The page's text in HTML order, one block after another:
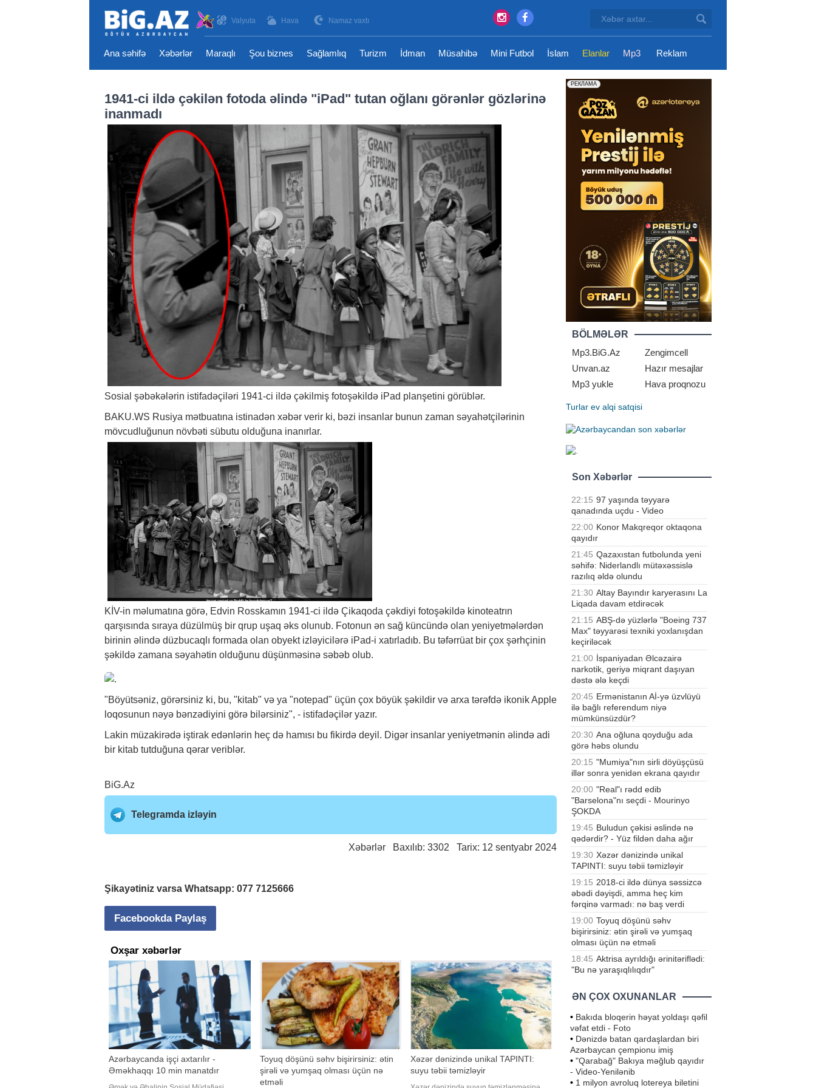
Valyuta Hava Namaz vaxtı
Ana səhifə Xəbərlər Maraqlı Şou biznes Sağlamlıq Turizm İdman Müsahibə Mini Futbol İslam Elanlar Mp3 Reklam
1941-ci ildə çəkilən fotoda əlində "iPad" tutan oğlanı görənlər gözlərinə
inanmadı
Sosial şəbəkələrin istifadəçiləri 1941-ci ildə çəkilmiş fotoşəkildə iPad planşetini görüblər.
BAKU.WS Rusiya mətbuatına istinadən xəbər verir ki, bəzi insanlar bunun zaman səyahətçilərinin
mövcudluğunun növbəti sübutu olduğuna inanırlar.
KİV-in məlumatına görə, Edvin Rosskamın 1941-ci ildə Çikaqoda çəkdiyi fotoşəkildə kinoteatrın
qarşısında sıraya düzülmüş bir qrup uşaq əks olunub. Fotonun ən sağ küncündə olan yeniyetmələrdən
birinin əlində düzbucaqlı formada olan obyekt izləyicilərə iPad-i xatırladıb. Bu təfərrüat bir çox şərhçinin
şəkildə zamana səyahətin olduğunu düşünməsinə səbəb olub.
"Böyütsəniz, görərsiniz ki, bu, "kitab" və ya "notepad" üçün çox böyük şəkildir və arxa tərəfdə ikonik Apple
loqosunun nəyə bənzədiyini görə bilərsiniz", - istifadəçilər yazır.
Lakin müzakirədə iştirak edənlərin heç də hamısı bu fikirdə deyil. Digər insanlar yeniyetmənin əlində adi
bir kitab tutduğuna qərar veriblər.
BiG.Az
Telegramda izləyin
Xəbərlər Baxılıb: 3302 Tarix: 12 sentyabr 2024
Şikayətiniz varsa Whatsapp: 077 7125666
Facebookda Paylaş
Oxşar xəbərlər
Azərbaycanda işçi axtarılır -
Əməkhaqqı 10 min manatdır
Toyuq döşünü səhv bişirirsiniz: ətin
şirəli və yumşaq olması üçün nə
etməli
Xəzər dənizində unikal TAPINTI:
suyu təbii təmizləyir
BÖLMƏLƏR
Mp3.BiG.Az
Zengimcell
Unvan.az
Hazır mesajlar
Mp3 yukle
Hava proqnozu
Turlar ev alqi satqisi
Son Xəbərlər
22:15 97 yaşında təyyarə
qanadında uçdu - Video
22:00 Konor Makqreqor oktaqona
qayıdır
21:45 Qazaxıstan futbolunda yeni
səhifə: Niderlandlı mütəxəssislə
razılıq əldə olundu
21:30 Altay Bayındır karyerasını La
Liqada davam etdirəcək
21:15 ABŞ-də yüzlərlə "Boeing 737
Max" təyyarəsi texniki yoxlanışdan
keçiriləcək
21:00 İspaniyadan Əlcəzairə
narkotik, geriyə miqrant daşıyan
dəstə ələ keçdi
20:45 Ermənistanın Aİ-yə üzvlüyü
ilə bağlı referendum niyə
mümkünsüzdür?
20:30 Ana oğluna qoyduğu ada
görə həbs olundu
20:15 "Mumiya"nın sirli döyüşçüsü
illər sonra yenidən ekrana qayıdır
20:00 "Real"ı rədd edib
"Barselona"nı seçdi - Mourinyo
ŞOKDA
19:45 Buludun çəkisi əslində nə
qədərdir? - Yüz fildən daha ağır
19:30 Xəzər dənizində unikal
TAPINTI: suyu təbii təmizləyir
19:15 2018-ci ildə dünya səssizcə
əbədi dəyişdi, amma heç kim
fərqinə varmadı: nə baş verdi
19:00 Toyuq döşünü səhv
bişirirsiniz: ətin şirəli və yumşaq
olması üçün nə etməli
18:45 Aktrisa ayrıldığı ərinitəriflədi:
"Bu nə yaraşıqlılıqdır"
ƏN ÇOX OXUNANLAR
• Bakıda bloqerin həyat yoldaşı qəfil
vəfat etdi - Foto
• Dənizdə batan qardaşlardan biri
Azərbaycan çempionu imiş
• "Qarabağ" Bakıya məğlub qayıdır
- Video-Yenilənib
• 1 milyon avroluq lotereya biletini